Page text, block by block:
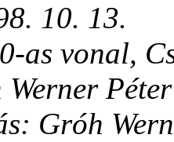
10. 13.
as vonal,
Péter
Gróh